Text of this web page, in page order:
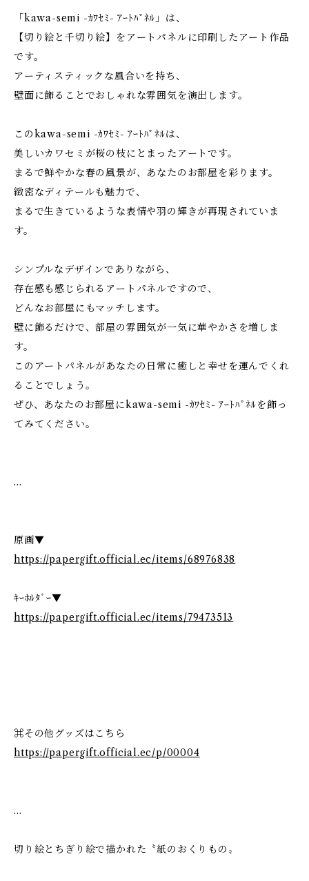
「kawa-semi -ｶﾜｾﾐ- ｱｰﾄﾊﾟﾈﾙ」は、
【切り絵と千切り絵】をアートパネルに印刷したアート作品
です。
アーティスティックな風合いを持ち、
壁面に飾ることでおしゃれな雰囲気を演出します。
このkawa-semi -ｶﾜｾﾐ- ｱｰﾄﾊﾟﾈﾙは、
美しいカワセミが桜の枝にとまったアートです。
まるで鮮やかな春の風景が、あなたのお部屋を彩ります。
緻密なディテールも魅力で、
まるで生きているような表情や羽の輝きが再現されていま
す。
シンプルなデザインでありながら、
存在感も感じられるアートパネルですので、
どんなお部屋にもマッチします。
壁に飾るだけで、部屋の雰囲気が一気に華やかさを増しま
す。
このアートパネルがあなたの日常に癒しと幸せを運んでくれ
ることでしょう。
ぜひ、あなたのお部屋にkawa-semi -ｶﾜｾﾐ- ｱｰﾄﾊﾟﾈﾙを飾っ
てみてください。
…
原画▼
https://papergift.official.ec/items/68976838
ｷｰﾎﾙﾀﾞｰ▼
https://papergift.official.ec/items/79473513
⌘その他グッズはこちら
https://papergift.official.ec/p/00004
…
切り絵とちぎり絵で描かれた〝紙のおくりもの〟